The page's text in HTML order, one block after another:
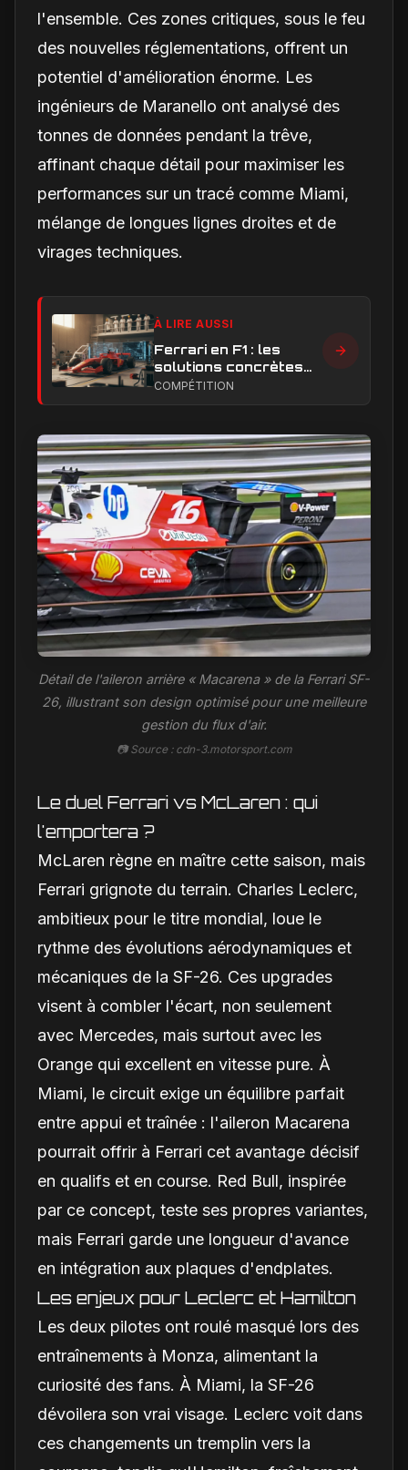
l'ensemble. Ces zones critiques, sous le feu
des nouvelles réglementations, offrent un
potentiel d'amélioration énorme. Les
ingénieurs de Maranello ont analysé des
tonnes de données pendant la trêve,
affinant chaque détail pour maximiser les
performances sur un tracé comme Miami,
mélange de longues lignes droites et de
virages techniques.
À LIRE AUSSI
Ferrari en F1 : les
solutions concrètes
pour combler son
retard technique en
COMPÉTITION
Détail de l'aileron arrière « Macarena » de la Ferrari SF-
26, illustrant son design optimisé pour une meilleure
gestion du flux d'air.
📷 Source : cdn-3.motorsport.com
Le duel Ferrari vs McLaren : qui
l'emportera ?
McLaren règne en maître cette saison, mais
Ferrari grignote du terrain. Charles Leclerc,
ambitieux pour le titre mondial, loue le
rythme des évolutions aérodynamiques et
mécaniques de la SF-26. Ces upgrades
visent à combler l'écart, non seulement
avec Mercedes, mais surtout avec les
Orange qui excellent en vitesse pure. À
Miami, le circuit exige un équilibre parfait
entre appui et traînée : l'aileron Macarena
pourrait offrir à Ferrari cet avantage décisif
en qualifs et en course. Red Bull, inspirée
par ce concept, teste ses propres variantes,
mais Ferrari garde une longueur d'avance
en intégration aux plaques d'endplates.
Les enjeux pour Leclerc et Hamilton
Les deux pilotes ont roulé masqué lors des
entraînements à Monza, alimentant la
curiosité des fans. À Miami, la SF-26
dévoilera son vrai visage. Leclerc voit dans
ces changements un tremplin vers la